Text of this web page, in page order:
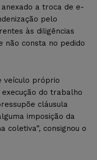
a troca de e-
pelo
às diligências
não consta no pedido
veículo próprio
do trabalho
cláusula
imposição da
coletiva”, consignou o